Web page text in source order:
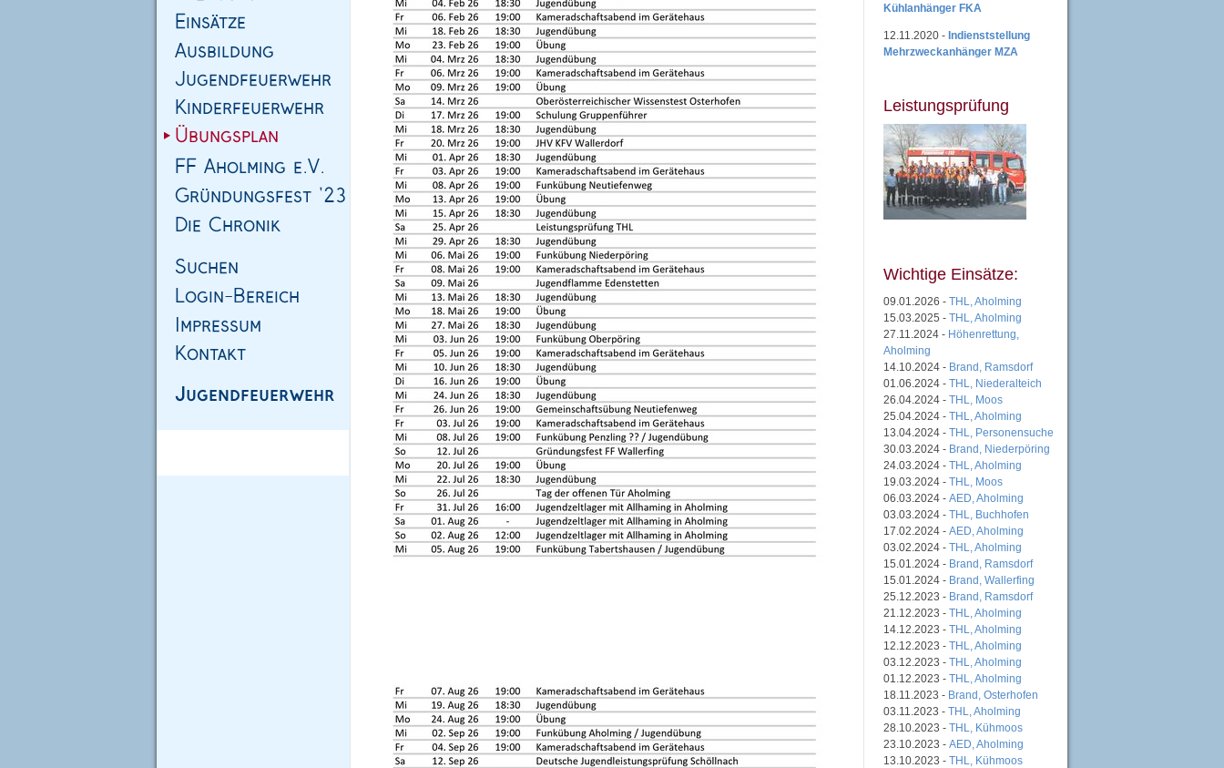
Kühlanhänger FKA
12.11.2020 - Indienststellung
Mehrzweckanhänger MZA
Leistungsprüfung
Wichtige Einsätze:
09.01.2026 - THL, Aholming
15.03.2025 - THL, Aholming
27.11.2024 - Höhenrettung,
Aholming
14.10.2024 - Brand, Ramsdorf
01.06.2024 - THL, Niederalteich
26.04.2024 - THL, Moos
25.04.2024 - THL, Aholming
13.04.2024 - THL, Personensuche
30.03.2024 - Brand, Niederpöring
24.03.2024 - THL, Aholming
19.03.2024 - THL, Moos
06.03.2024 - AED, Aholming
03.03.2024 - THL, Buchhofen
17.02.2024 - AED, Aholming
03.02.2024 - THL, Aholming
15.01.2024 - Brand, Ramsdorf
15.01.2024 - Brand, Wallerfing
25.12.2023 - Brand, Ramsdorf
21.12.2023 - THL, Aholming
14.12.2023 - THL, Aholming
12.12.2023 - THL, Aholming
03.12.2023 - THL, Aholming
01.12.2023 - THL, Aholming
18.11.2023 - Brand, Osterhofen
03.11.2023 - THL, Aholming
28.10.2023 - THL, Kühmoos
23.10.2023 - AED, Aholming
13.10.2023 - THL, Kühmoos